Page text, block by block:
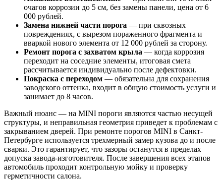
очагов коррозии до 5 см, без замены панели, цена от 6
000 рублей.
Замена нижней части порога — при сквозных
повреждениях, с вырезом пораженного фрагмента и
вваркой нового элемента от 12 000 рублей за сторону.
Ремонт порога с захватом крыла — когда коррозия
переходит на соседние элементы, итоговая смета
рассчитывается индивидуально после дефектовки.
Покраска с переходом — обязательна для сохранения
заводского оттенка, входит в общую стоимость услуги и
занимает до 8 часов.
Важный нюанс — на MINI пороги являются частью несущей
структуры, и неправильная геометрия приведет к проблемам с
закрыванием дверей. При ремонте порогов MINI в Санкт-
Петербурге используется трехмерный замер кузова до и после
сварки. Это гарантирует, что зазоры останутся в пределах
допуска завода-изготовителя. После завершения всех этапов
автомобиль проходит контрольную мойку и проверку
герметичности салона.